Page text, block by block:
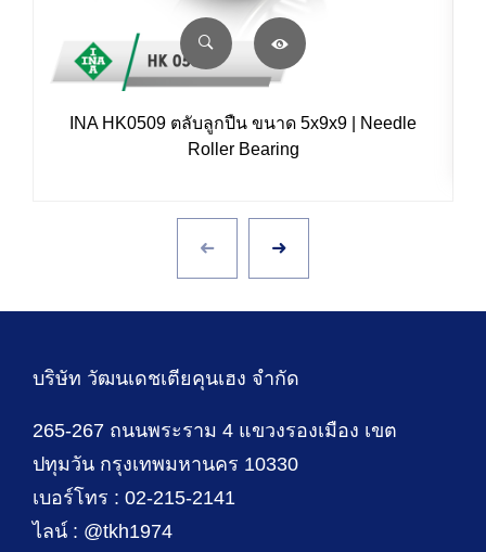
INA HK0509 ตลับลูกปืน ขนาด 5x9x9 | Needle
Roller Bearing
บริษัท วัฒนเดชเตียคุนเฮง จำกัด
265-267 ถนนพระราม 4 แขวงรองเมือง เขต
ปทุมวัน กรุงเทพมหานคร 10330
เบอร์โทร : 02-215-2141
ไลน์ : @tkh1974